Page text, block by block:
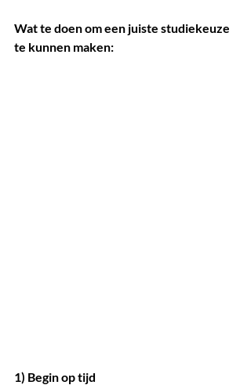
Wat te doen om een juiste studiekeuze
te kunnen maken:
1) Begin op tijd